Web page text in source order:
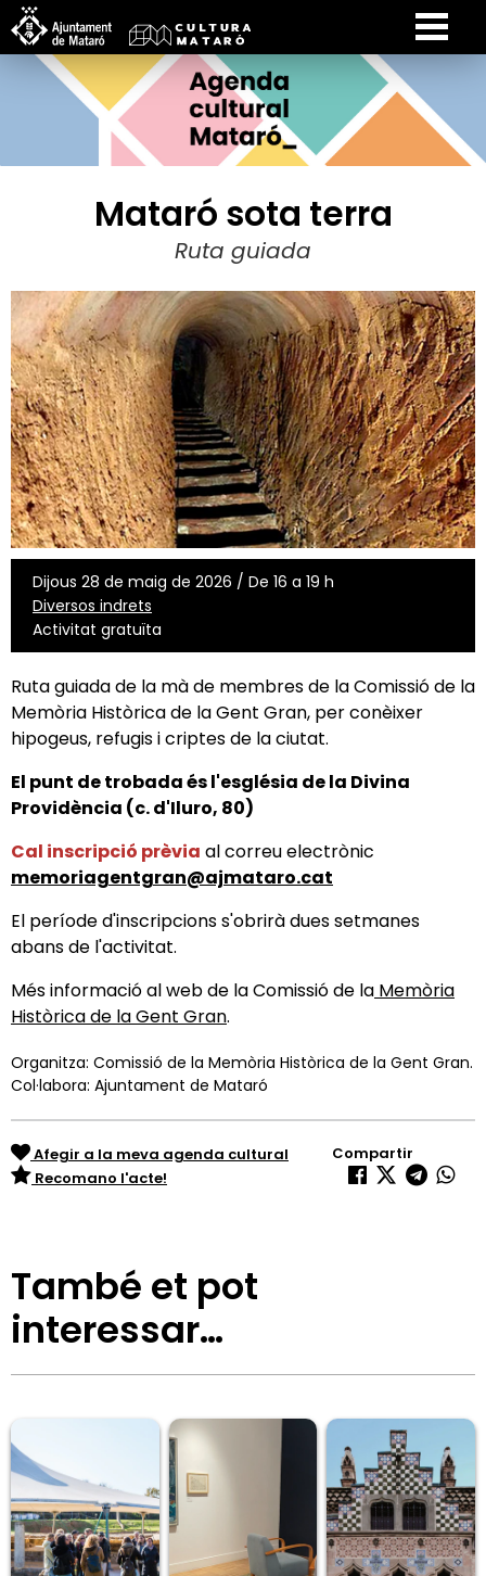
Mataró sota terra
Ruta guiada
Dijous 28 de maig de 2026 / De 16 a 19 h
Diversos indrets
Activitat gratuïta
Ruta guiada de la mà de membres de la Comissió de la
Memòria Històrica de la Gent Gran, per conèixer
hipogeus, refugis i criptes de la ciutat.
El punt de trobada és l'església de la Divina
Providència (c. d'Iluro, 80)
Cal inscripció prèvia al correu electrònic
memoriagentgran@ajmataro.cat
El període d'inscripcions s'obrirà dues setmanes
abans de l'activitat.
Més informació al web de la Comissió de la Memòria
Històrica de la Gent Gran.
Organitza: Comissió de la Memòria Històrica de la Gent Gran.
Col·labora: Ajuntament de Mataró
Afegir a la meva agenda cultural
Recomano l'acte!
Compartir
També et pot
interessar…